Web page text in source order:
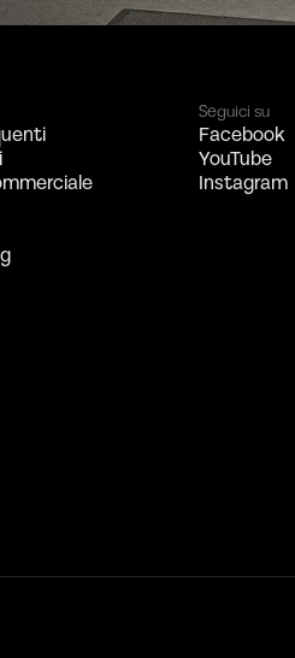
Seguici su
Facebook
YouTube
Instagram